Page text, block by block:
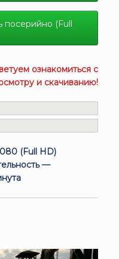
посерийно (Full
ознакомиться с
и скачиванию!
(Full HD)
—